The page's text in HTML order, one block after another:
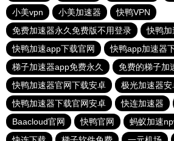
小美vpn
小美加速器
快鸭VPN
免费加速器永久免费版不用登录
快鸭
快鸭加速app下载官网
快鸭app加速器
梯子加速器app免费永久
免费的梯子加
快鸭加速器官网下载安卓
极光加速器安
快鸭加速器下载官网安卓
快连加速器
Baacloud官网
快鸭官网
蚂蚁加速